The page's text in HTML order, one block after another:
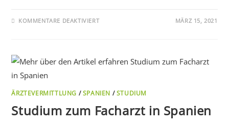
KOMMENTARE DEAKTIVIERT MÄRZ 15, 2021
ÄRZTEVERMITTLUNG /SPANIEN /STUDIUM
Studium zum Facharzt in Spanien